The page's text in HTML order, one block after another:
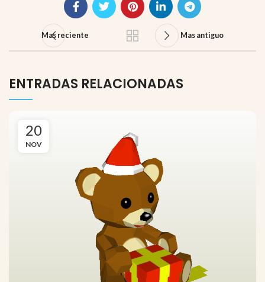
Mas reciente Mas antiguo
ENTRADAS RELACIONADAS
20
NOV